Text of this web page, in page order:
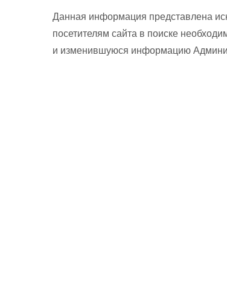
Данная информация представлена
посетителям сайта в поиске
и изменившуюся информацию